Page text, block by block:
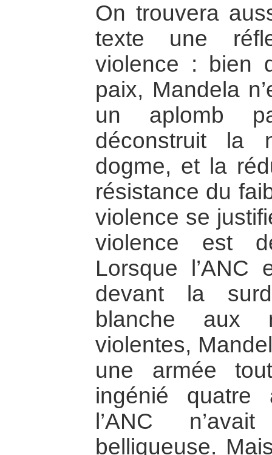
On trouvera
texte une
violence : bien
paix, Mandela
un aplomb
déconstruit la
dogme, et la
résistance du
violence se
violence est
Lorsque
devant la
blanche aux
violentes,
une armée
ingénié
l’ANC
belliqueuse.